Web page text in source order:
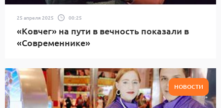
25 апреля 2025 00:25
«Ковчег» на пути в вечность показали в
«Современнике»
НОВОСТИ